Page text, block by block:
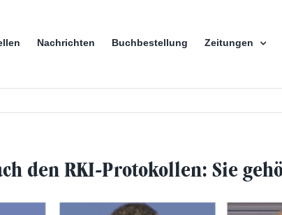
Nachrichten Buchbestellung Zeitungen
den RKI-Protokollen: Sie